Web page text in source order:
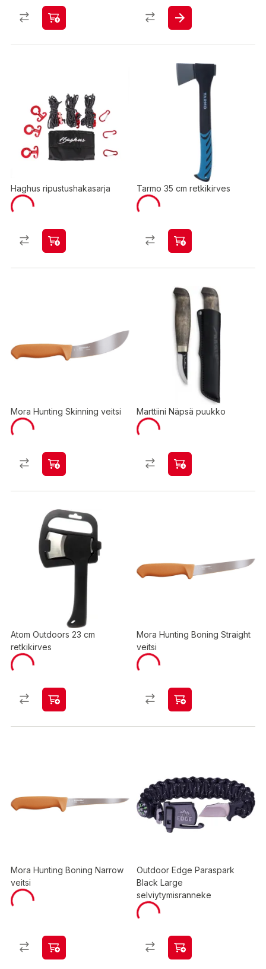
Haghus ripustushakasarja Tarmo 35 cm retkikirves
Mora Hunting Skinning veitsi Marttiini Näpsä puukko
Atom Outdoors 23 cm
retkikirves
Mora Hunting Boning Straight
veitsi
Mora Hunting Boning Narrow
veitsi
Outdoor Edge Paraspark
Black Large
selviytymisranneke